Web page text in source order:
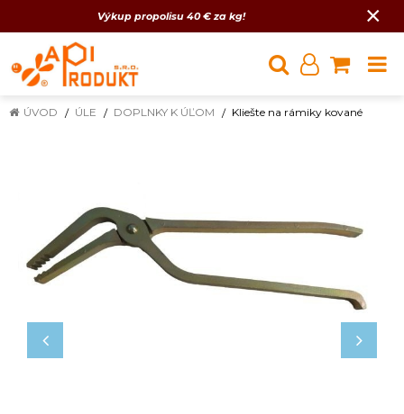
Výkup propolisu 40 € za kg! ×
ÚVOD ÚLE DOPLNKY K ÚĽOM Kliešte na rámiky kované